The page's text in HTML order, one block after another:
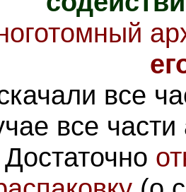
все
все